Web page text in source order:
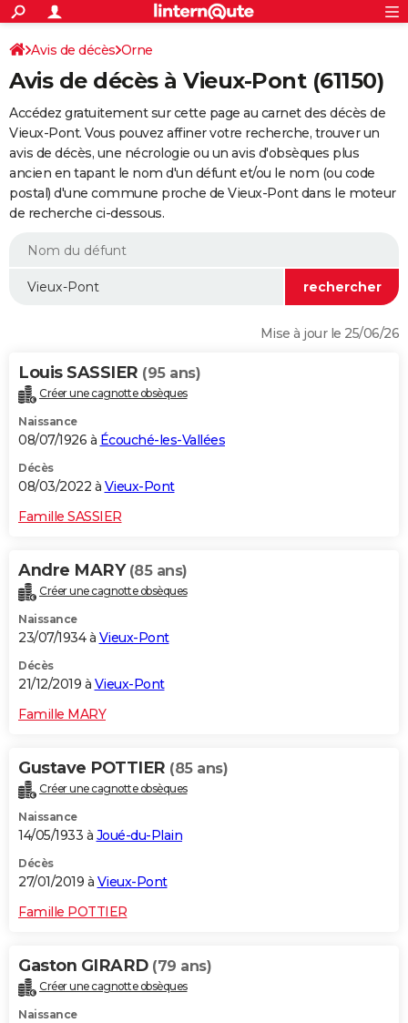
ACTUALITÉS
Politique
Société
Faits Divers
Education
Monde
Villes
+
SPORT
Coupe du monde 2026
Football
Tennis
Cyclisme
Rugby
Forum
Programme TV
TNT
Streaming
Cinéma
Sorties cinéma
Musique
+
FINANCE
Retraite
Impôts
Epargne
Immobilier
Risques naturels par ville
Banque
Assurance
Crédit
AUTO
Essais
Réserver un essai
Citadines
Berlines
SUV
Forum auto
+
HIGH-TECH
BRICOLAGE
WEEK-END
Alimentation
Guide de la santé
Maladies
Médicaments
Sommeil
VOYAGE
Destinations
City break
Voyage nature
Voyage de noces
Forum
Climat
+PHOTO
GUIDES D'ACHAT
Carte de Noël
Carte Bonne année
Carte Saint-Valentin
Carte Pâques
Carte d'anniversaire
DICTIONNAIRE
Dictionnaire
Biographies
Citations
Expressions
Proverbes
PROGRAMME TV
S'inscrire
Se connecter
Lycées
Collèges
Primaires
Universités
Entreprises
Service militaire
Avis de recherche
AVIS DE DÉCÈS
FORUM
Avis de décès Orne
Avis de décès à Vieux-Pont (61150)
Accédez gratuitement sur cette page au carnet des décès de
Vieux-Pont. Vous pouvez affiner votre recherche, trouver un
avis de décès, une nécrologie ou un avis d'obsèques plus
ancien en tapant le nom d'un défunt et/ou le nom (ou code
postal) d'une commune proche de Vieux-Pont dans le moteur
de recherche ci-dessous.
Mise à jour le 25/06/26
Louis SASSIER (95 ans)
Créer une cagnotte obsèques
Naissance
08/07/1926 à Écouché-les-Vallées
Décès
08/03/2022 à Vieux-Pont
Famille SASSIER
Andre MARY (85 ans)
Créer une cagnotte obsèques
Naissance
23/07/1934 à Vieux-Pont
Décès
21/12/2019 à Vieux-Pont
Famille MARY
Gustave POTTIER (85 ans)
Créer une cagnotte obsèques
Naissance
14/05/1933 à Joué-du-Plain
Décès
27/01/2019 à Vieux-Pont
Famille POTTIER
Gaston GIRARD (79 ans)
Créer une cagnotte obsèques
Naissance